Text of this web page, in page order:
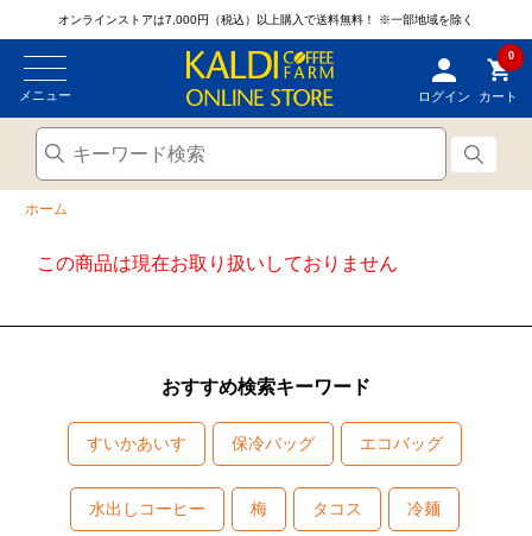
オンラインストアは7,000円（税込）以上購入で送料無料！ ※一部地域を除く
メニュー ログイン
0
カート
ホーム
この商品は現在お取り扱いしておりません
おすすめ検索キーワード
すいかあいす 保冷バッグ エコバッグ
水出しコーヒー 梅 タコス 冷麺